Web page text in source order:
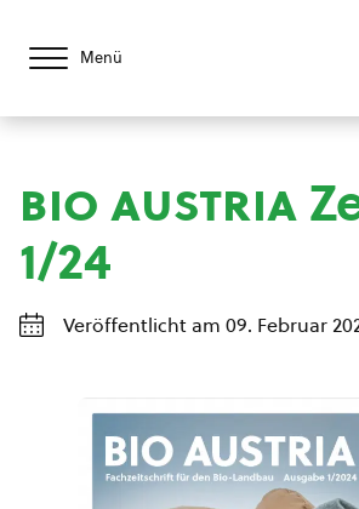
Menü
bio austria
1/24
Veröffentlicht am 09. Februar